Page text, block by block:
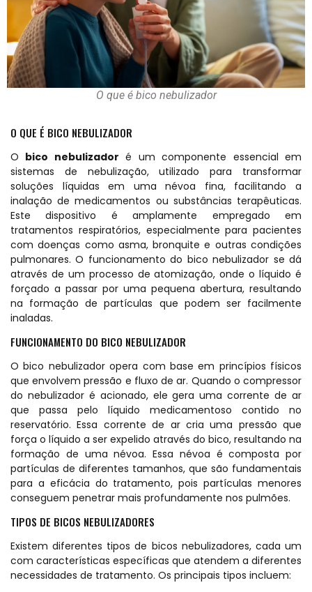
O que é bico nebulizador
O QUE É BICO NEBULIZADOR
O bico nebulizador é um componente essencial em
sistemas de nebulização, utilizado para transformar
soluções líquidas em uma névoa fina, facilitando a
inalação de medicamentos ou substâncias terapêuticas.
Este dispositivo é amplamente empregado em
tratamentos respiratórios, especialmente para pacientes
com doenças como asma, bronquite e outras condições
pulmonares. O funcionamento do bico nebulizador se dá
através de um processo de atomização, onde o líquido é
forçado a passar por uma pequena abertura, resultando
na formação de partículas que podem ser facilmente
inaladas.
FUNCIONAMENTO DO BICO NEBULIZADOR
O bico nebulizador opera com base em princípios físicos
que envolvem pressão e fluxo de ar. Quando o compressor
do nebulizador é acionado, ele gera uma corrente de ar
que passa pelo líquido medicamentoso contido no
reservatório. Essa corrente de ar cria uma pressão que
força o líquido a ser expelido através do bico, resultando na
formação de uma névoa. Essa névoa é composta por
partículas de diferentes tamanhos, que são fundamentais
para a eficácia do tratamento, pois partículas menores
conseguem penetrar mais profundamente nos pulmões.
TIPOS DE BICOS NEBULIZADORES
Existem diferentes tipos de bicos nebulizadores, cada um
com características específicas que atendem a diferentes
necessidades de tratamento. Os principais tipos incluem: